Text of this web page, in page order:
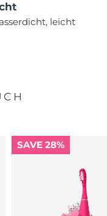
leicht
SAVE 28%